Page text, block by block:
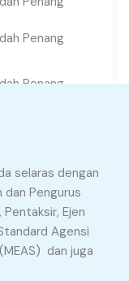
selaras dengan
dan Pengurus
Ejen
Agensi
dan juga